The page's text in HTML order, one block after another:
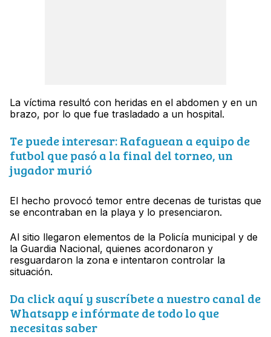
La víctima resultó con heridas en el abdomen y en un
brazo, por lo que fue trasladado a un hospital.
Te puede interesar: Rafaguean a equipo de
futbol que pasó a la final del torneo, un
jugador murió
El hecho provocó temor entre decenas de turistas que
se encontraban en la playa y lo presenciaron.
Al sitio llegaron elementos de la Policía municipal y de
la Guardia Nacional, quienes acordonaron y
resguardaron la zona e intentaron controlar la
situación.
Da click aquí y suscríbete a nuestro canal de
Whatsapp e infórmate de todo lo que
necesitas saber